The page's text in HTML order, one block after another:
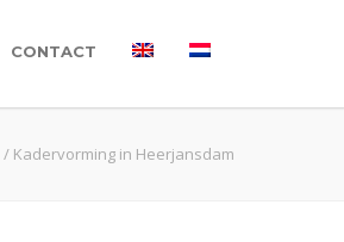
CONTACT
/ Kadervorming in Heerjansdam